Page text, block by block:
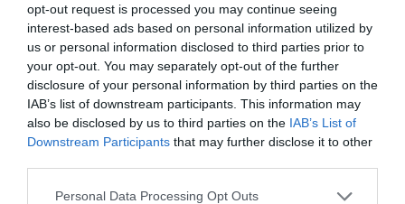
opt-out request is processed you may continue seeing
interest-based ads based on personal information utilized by
us or personal information disclosed to third parties prior to
your opt-out. You may separately opt-out of the further
disclosure of your personal information by third parties on the
IAB’s list of downstream participants. This information may
also be disclosed by us to third parties on the IAB’s List of
Downstream Participants that may further disclose it to other
Please note that this website/app uses one or more Google
Personal Data Processing Opt Outs
Σ. Καλαφάτης: «Η
Τεχνητή Νοημοσύνη
δεν είναι απλώς μια
νέα τεχνολογία, είναι
μια νέα βιομηχανική
επανάσταση»
31.07.2026
Νέος οδηγός του ΕΚΤ
για τη χρηματοδότηση
των ελληνικών
επιχειρήσεων στον
31.07.2026